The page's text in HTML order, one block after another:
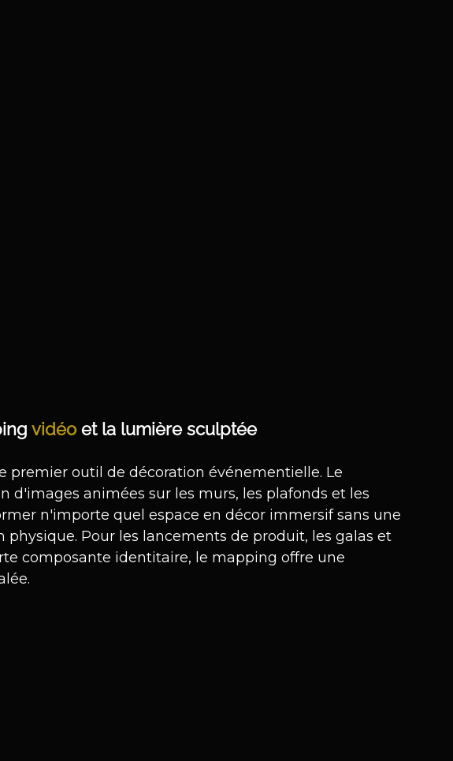
vidéo et la lumière sculptée
premier outil de décoration événementielle. Le
d'images animées sur les murs, les plafonds et les
n'importe quel espace en décor immersif sans une
physique. Pour les lancements de produit, les galas et
composante identitaire, le mapping offre une